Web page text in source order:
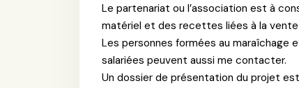
Le partenariat ou l’association est à
matériel et des recettes liées à la
Les personnes formées au maraîchage
salariées peuvent aussi me contacter.
Un dossier de présentation du projet